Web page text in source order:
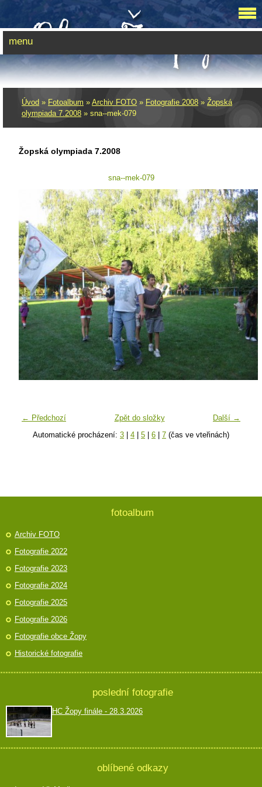
Úvod » Fotoalbum » Archiv FOTO » Fotografie 2008 » Žopská
olympiada 7.2008 » sna--mek-079
Žopská olympiada 7.2008
sna--mek-079
← Předchozí Další →
Zpět do složky
Automatické procházení: 3 | 4 | 5 | 6 | 7 (čas ve vteřinách)
menu
fotoalbum
Archiv FOTO
Fotografie 2022
Fotografie 2023
Fotografie 2024
Fotografie 2025
Fotografie 2026
Fotografie obce Žopy
Historické fotografie
poslední fotografie
HC Žopy finále - 28.3.2026
oblíbené odkazy